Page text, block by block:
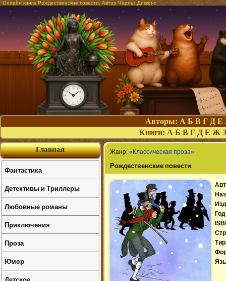
Онлайн книга Рождественские повести. Автор Чарльз Диккенс
Авторы: А Б В Г Д Е
Книги: А Б В Г Д Е Ж З
Жанр: «Классическая проза»
Рождественские повести
Главная
Фантастика
Детективы и Триллеры
Любовные романы
Приключения
Проза
Юмор